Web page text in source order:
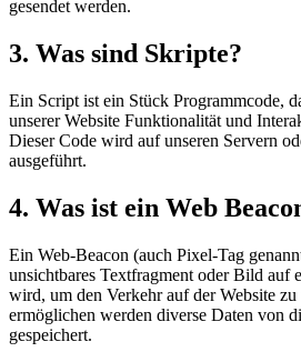
gesendet werden.
3. Was sind Skripte?
Ein Script ist ein Stück Programmcode,
unserer Website Funktionalität und
Dieser Code wird auf unseren Servern
ausgeführt.
4. Was ist ein Web
Ein Web-Beacon (auch Pixel-Tag
unsichtbares Textfragment oder Bild auf
wird, um den Verkehr auf der Website
ermöglichen werden diverse Daten von
gespeichert.